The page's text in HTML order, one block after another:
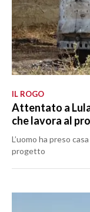
IL ROGO
Attentato a
che lavora al
L’uomo ha preso
progetto